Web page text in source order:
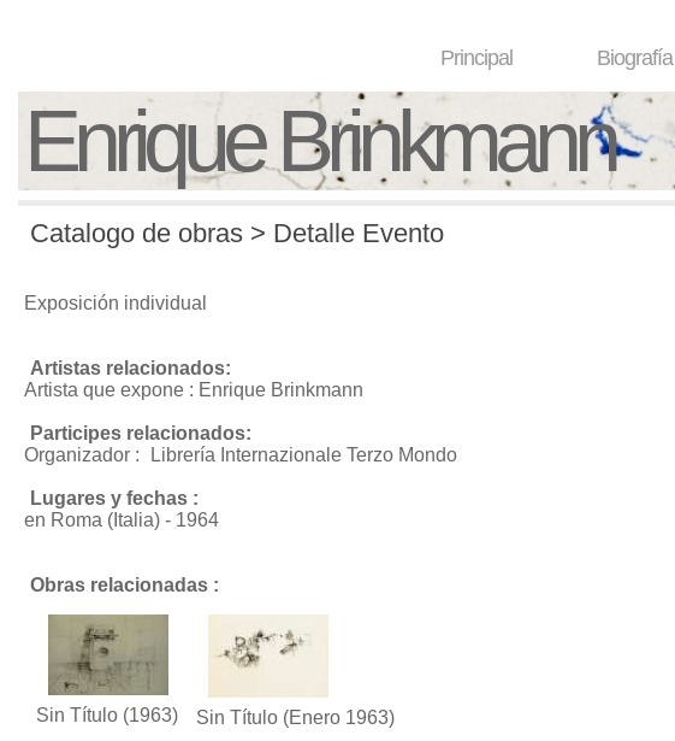
Principal Biografía
Enrique Brinkmann
Catalogo de obras > Detalle Evento
Exposición individual
Artistas relacionados:
Artista que expone : Enrique Brinkmann
Participes relacionados:
Organizador :
Librería Internazionale Terzo Mondo
Lugares y fechas :
en Roma (Italia) - 1964
Obras relacionadas :
Sin Título (1963) Sin Título (Enero 1963)